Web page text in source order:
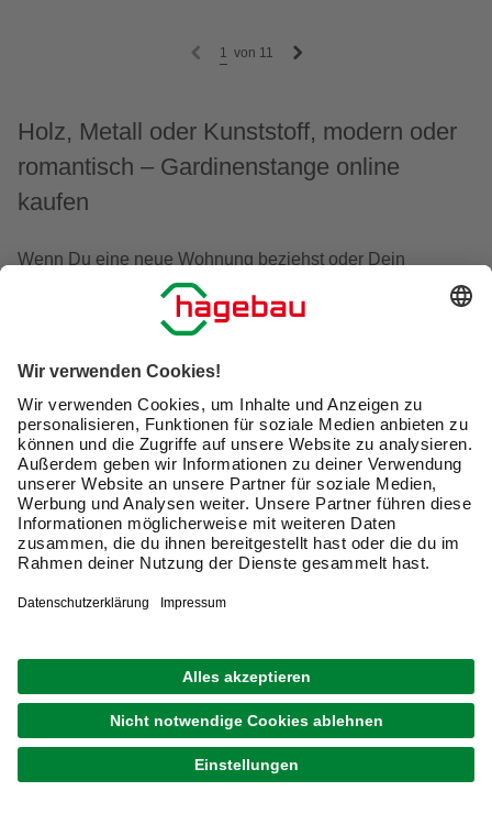
1 von 11
Holz, Metall oder Kunststoff, modern oder
romantisch – Gardinenstange online
kaufen
Wenn Du eine neue Wohnung beziehst oder Dein
Zuhause renovierst, runden neue Fensterdekorationen
und Gardinenstangen das Ambiente der Räume ab.
Gardinen sind das i-Tüpfelchen und verleihen Deinen
Zimmern erst eine wohnliche Atmosphäre. Auch wenn Du
mit passender Gardinenstange zum stilistischen
Gesamtbild bei. Letztendlich haben Gardinen neben dem
dekorativen Effekt auch eine praktische Funktion. Sie
schützen Dich vor Sonneneinstrahlung und
unerwünschten Einblicken in Dein Privatleben. Kombiniert
mit der richtigen Gardinenstange unterteilt ein Vorhang
zudem Räume oder dient als Sichtschutz vor Regalen und
Nischen.
Was unterscheidet Gardinenstangen von anderen
Gardinen-Aufhängungen?
Die Vorhangstange ist eine der klassischen Arten,
Vorhänge und Gardinenaufzuhängen. Gegenüber